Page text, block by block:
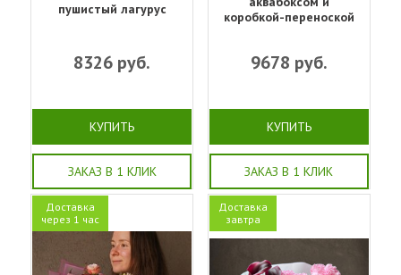
пушистый лагурус
8326 руб.
КУПИТЬ
ЗАКАЗ В 1 КЛИК
коробкой-переноской
9678 руб.
КУПИТЬ
ЗАКАЗ В 1 КЛИК
Доставка
через 1 час
Доставка
завтра